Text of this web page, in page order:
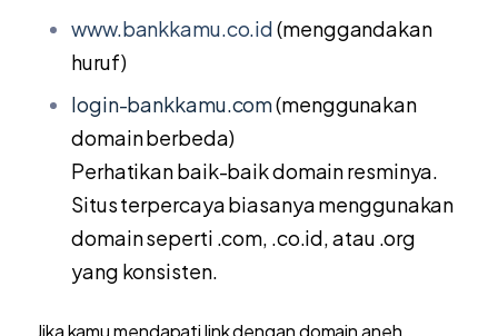
www.bankkamu.co.id(menggandakan
huruf)
login-bankkamu.com(menggunakan
domain berbeda)
Perhatikan baik-baik domain resminya.
Situs terpercaya biasanya menggunakan
domain seperti .com, .co.id, atau .org
yang konsisten.